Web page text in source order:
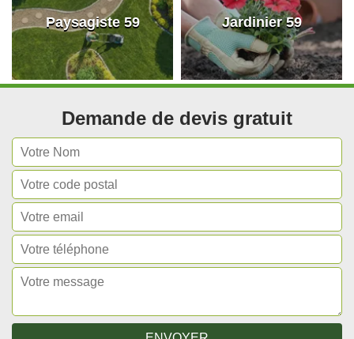
Paysagiste 59 Jardinier 59
Demande de devis gratuit